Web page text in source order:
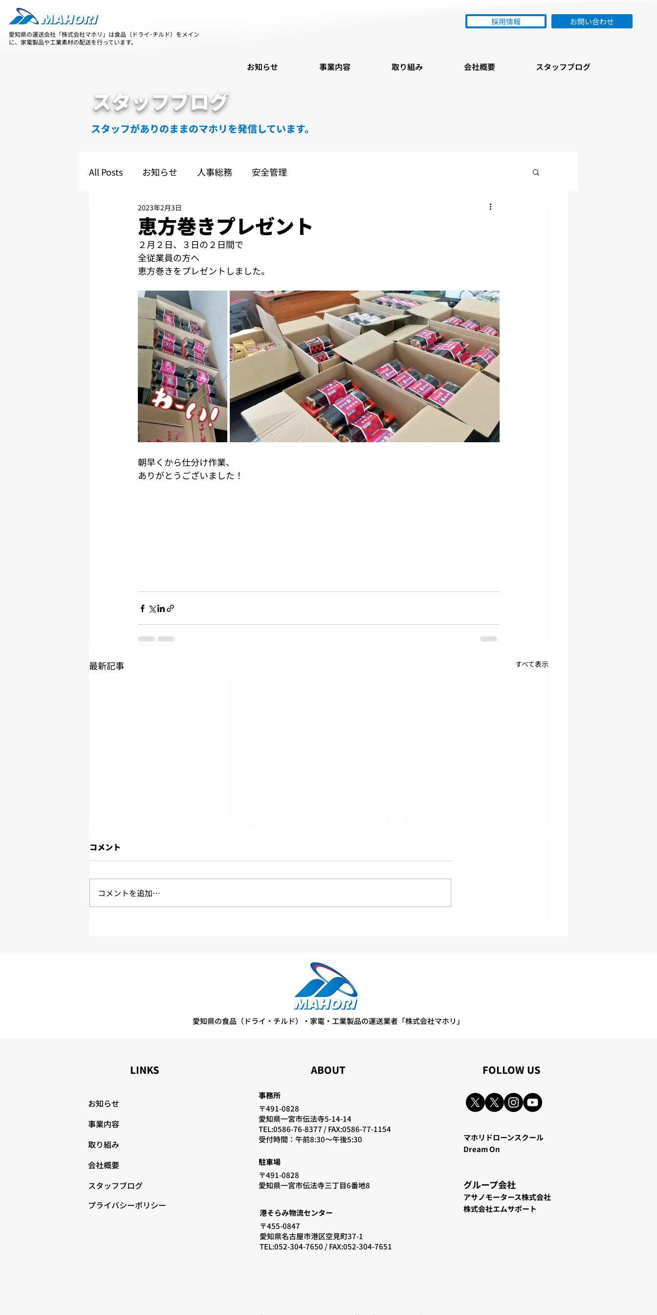
愛知県の運送会社「株式会社マホリ」は食品（ドライ･チルド）をメイン
に、家電製品や工業素材の配送を行っています。
採用情報 お問い合わせ
お知らせ 事業内容 取り組み 会社概要 スタッフブログ
スタッフブログ
スタッフがありのままのマホリを発信しています。
All Posts お知らせ 人事総務 安全管理
恵方巻きプレゼント
2023年2月3日
２月２日、３日の２日間で
全従業員の方へ
恵方巻きをプレゼントしました。
朝早くから仕分け作業、
ありがとうございました！
最新記事 すべて表示
2026年7月度労働時間のご報
2026年7月度の労働時間実績のご
報告です。 拘束時間２４５時間
超えは３名 平均拘束時間は約１
続日数「７２９日」 ７月末時
コメント
コメントを追加…
愛知県の食品（ドライ・チルド）・家電・工業製品の運送業者「株式会社マホリ」
LINKS
お知らせ
事業内容
取り組み
会社概要
スタッフブログ
プライバシーポリシー
ABOUT
事務所
〒491-0828
愛知県一宮市伝法寺5-14-14
TEL:0586-76-8377 /FAX:0586-77-1154
​受付時間：午前8:30〜午後5:30
駐車場
〒491-0828
愛知県一宮市伝法寺三丁目6番地8
港そらみ物流センター
〒455-0847
愛知県名古屋市港区空見町37-1
TEL:052-304-7650 / FAX:052-304-7651
​FOLLOW US
マホリドローンスクール
Dream On
グループ会社
アサノモータース株式会社
株式会社エムサポート